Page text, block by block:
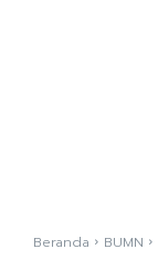
Beranda BUMN